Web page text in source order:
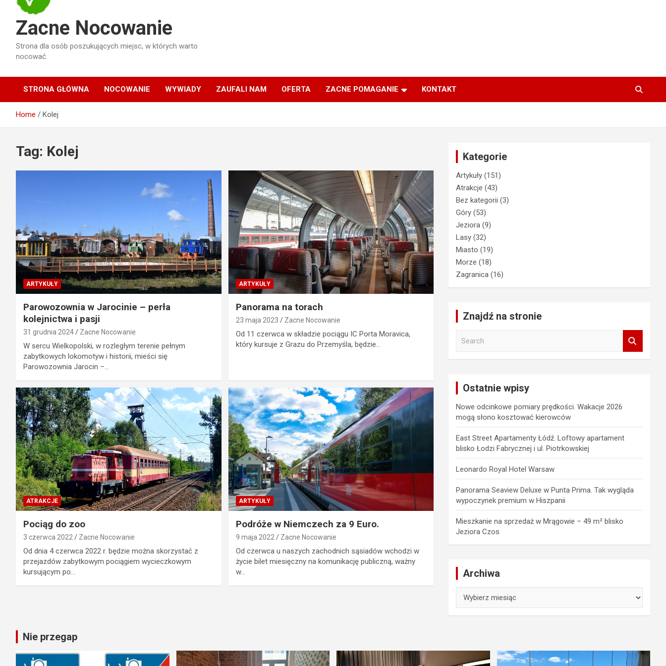
Zacne Nocowanie
Strona dla osób poszukujących miejsc, w których warto
nocować.
STRONA GŁÓWNA NOCOWANIE WYWIADY ZAUFALI NAM OFERTA ZACNE POMAGANIE KONTAKT
Home Kolej
Tag: Kolej
ARTYKUŁY
Parowozownia w Jarocinie – perła
kolejnictwa i pasji
31 grudnia 2024 Zacne Nocowanie
W sercu Wielkopolski, w rozległym terenie pełnym
zabytkowych lokomotyw i historii, mieści się
Parowozownia Jarocin –…
ARTYKUŁY
Panorama na torach
23 maja 2023 Zacne Nocowanie
Od 11 czerwca w składzie pociągu IC Porta Moravica,
który kursuje z Grazu do Przemyśla, będzie…
ATRAKCJE
Pociąg do zoo
3 czerwca 2022 Zacne Nocowanie
Od dnia 4 czerwca 2022 r. będzie można skorzystać z
przejazdów zabytkowym pociągiem wycieczkowym
kursującym po…
ARTYKUŁY
Podróże w Niemczech za 9 Euro.
9 maja 2022 Zacne Nocowanie
Od czerwca u naszych zachodnich sąsiadów wchodzi w
życie bilet miesięczny na komunikację publiczną, ważny
w…
Kategorie
Artykuły (151)
Atrakcje (43)
Bez kategorii (3)
Góry (53)
Jeziora (9)
Lasy (32)
Miasto (19)
Morze (18)
Zagranica (16)
Znajdź na stronie
Ostatnie wpisy
Nowe odcinkowe pomiary prędkości. Wakacje 2026
mogą słono kosztować kierowców
East Street Apartamenty Łódź. Loftowy apartament
blisko Łodzi Fabrycznej i ul. Piotrkowskiej
Leonardo Royal Hotel Warsaw
Panorama Seaview Deluxe w Punta Prima. Tak wygląda
wypoczynek premium w Hiszpanii
Mieszkanie na sprzedaż w Mrągowie – 49 m² blisko
Jeziora Czos
Archiwa
Nie przegap